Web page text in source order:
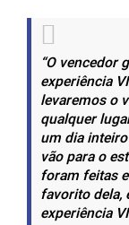
“O vencedor
experiência
levaremos o
qualquer
um dia
vão para o
foram feitas
favorito dela,
experiência